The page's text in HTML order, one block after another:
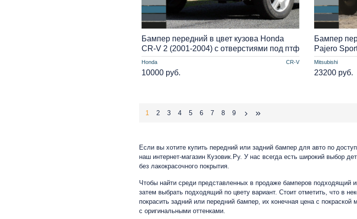
Honda CR-V
Бампер передний в цвет кузова Honda
CR-V 2 (2001-2004) с отверстиями под птф
10000 руб.
Mitsubishi
Бампер
Pajero
23200 руб.
1 2 3 4 5 6 7 8 9
Если вы хотите купить передний или задний бампер для авто по
наш интернет-магазин Кузовик.Ру. У нас всегда есть широкий выбор
без лакокрасочного покрытия.
Чтобы найти среди представленных в продаже бамперов подходящий
затем выбрать подходящий по цвету вариант. Стоит отметить, что в
покрасить задний или передний бампер, их конечная цена с
с оригинальными оттенками.